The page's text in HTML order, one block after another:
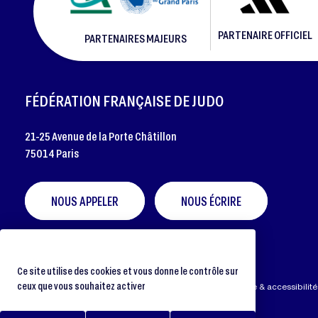
PARTENAIRES MAJEURS PARTENAIRE OFFICIEL
FOOTER
FÉDÉRATION FRANÇAISE DE JUDO
21-25 Avenue de la Porte Châtillon
75014 Paris
NOUS APPELER NOUS ÉCRIRE
Préférences cookies Protection des données Aide & accessibilité
Ce site utilise des cookies et vous donne le contrôle sur
ceux que vous souhaitez activer